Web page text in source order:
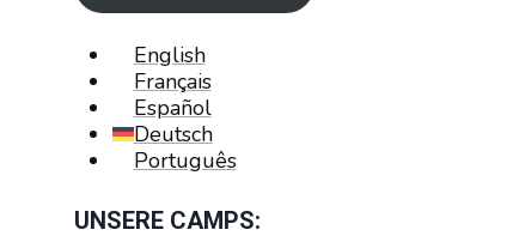
English
Français
Español
Deutsch
Português
UNSERE CAMPS: